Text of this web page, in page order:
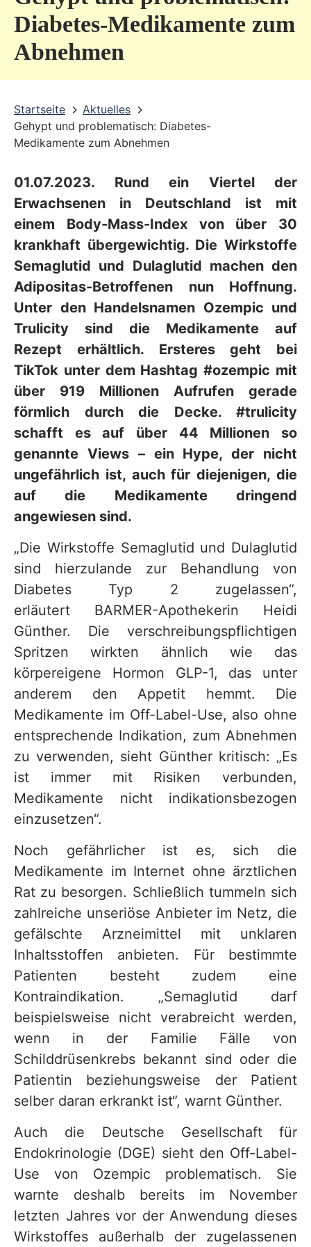
Diabetes-Medikamente zum
Abnehmen
Startseite
Aktuelles
Gehypt und problematisch: Diabetes-
Medikamente zum Abnehmen
01.07.2023. Rund ein Viertel der
Erwachsenen in Deutschland ist mit
einem Body-Mass-Index von über 30
krankhaft übergewichtig. Die Wirkstoffe
Semaglutid und Dulaglutid machen den
Adipositas-Betroffenen nun Hoffnung.
Unter den Handelsnamen Ozempic und
Trulicity sind die Medikamente auf
Rezept erhältlich. Ersteres geht bei
TikTok unter dem Hashtag #ozempic mit
über 919 Millionen Aufrufen gerade
förmlich durch die Decke. #trulicity
schafft es auf über 44 Millionen so
genannte Views – ein Hype, der nicht
ungefährlich ist, auch für diejenigen, die
auf die Medikamente dringend
angewiesen sind.
„Die Wirkstoffe Semaglutid und Dulaglutid
sind hierzulande zur Behandlung von
Diabetes Typ 2 zugelassen“,
erläutert BARMER-Apothekerin Heidi
Günther. Die verschreibungspflichtigen
Spritzen wirkten ähnlich wie das
körpereigene Hormon GLP-1, das unter
anderem den Appetit hemmt. Die
Medikamente im Off-Label-Use, also ohne
entsprechende Indikation, zum Abnehmen
zu verwenden, sieht Günther kritisch: „Es
ist immer mit Risiken verbunden,
Medikamente nicht indikationsbezogen
einzusetzen“.
Noch gefährlicher ist es, sich die
Medikamente im Internet ohne ärztlichen
Rat zu besorgen. Schließlich tummeln sich
zahlreiche unseriöse Anbieter im Netz, die
gefälschte Arzneimittel mit unklaren
Inhaltsstoffen anbieten. Für bestimmte
Patienten besteht zudem eine
Kontraindikation. „Semaglutid darf
beispielsweise nicht verabreicht werden,
wenn in der Familie Fälle von
Schilddrüsenkrebs bekannt sind oder die
Patientin beziehungsweise der Patient
selber daran erkrankt ist“, warnt Günther.
Auch die Deutsche Gesellschaft für
Endokrinologie (DGE) sieht den Off-Label-
Use von Ozempic problematisch. Sie
warnte deshalb bereits im November
letzten Jahres vor der Anwendung dieses
Wirkstoffes außerhalb der zugelassenen